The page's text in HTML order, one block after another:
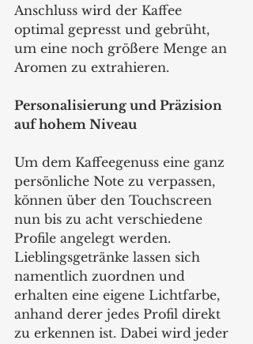
Anschluss wird der Kaffee
optimal gepresst und gebrüht,
um eine noch größere Menge an
Aromen zu extrahieren.
Personalisierung und Präzision
auf hohem Niveau
Um dem Kaffeegenuss eine ganz
persönliche Note zu verpassen,
können über den Touchscreen
nun bis zu acht verschiedene
Profile angelegt werden.
Lieblingsgetränke lassen sich
namentlich zuordnen und
erhalten eine eigene Lichtfarbe,
anhand derer jedes Profil direkt
zu erkennen ist. Dabei wird jeder